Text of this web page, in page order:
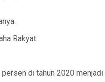
Rakyat.
di tahun 2020